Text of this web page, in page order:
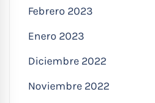
Febrero 2023
Enero 2023
Diciembre 2022
Noviembre 2022